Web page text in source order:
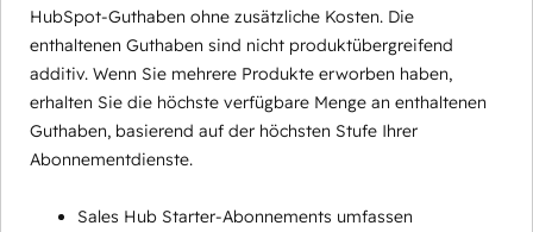
HubSpot-Guthaben ohne zusätzliche Kosten. Die
enthaltenen Guthaben sind nicht produktübergreifend
additiv. Wenn Sie mehrere Produkte erworben haben,
erhalten Sie die höchste verfügbare Menge an enthaltenen
Guthaben, basierend auf der höchsten Stufe Ihrer
Abonnementdienste.
Sales Hub Starter-Abonnements umfassen